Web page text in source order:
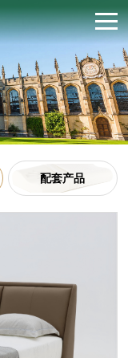
配套产品